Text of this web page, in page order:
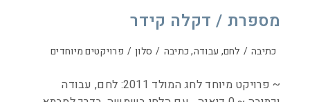
מספרת / דקלה קידר
כתיבה / לחם, עבודה, כתיבה / סלון / פרויקטים מיוחדים
~ פרויקט מיוחד לחג המולד 2011: לחם, עבודה